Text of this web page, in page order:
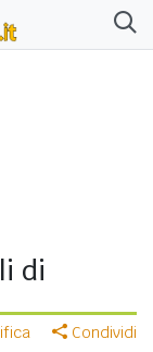
di
Condividi